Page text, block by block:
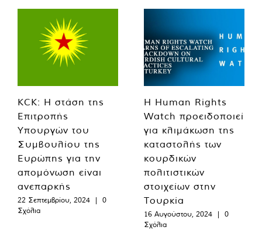
KCK: Η στάση της
Επιτροπής
Υπουργών του
Συμβουλίου της
Ευρώπης για την
απομόνωση είναι
ανεπαρκής
22 Σεπτεμβρίου, 2024 |
0
Σχόλια
Η Human Rights
Watch προειδοποιεί
για κλιμάκωση της
καταστολής των
κουρδικών
πολιτιστικών
στοιχείων στην
Τουρκία
16 Αυγούστου, 2024 |
0
Σχόλια